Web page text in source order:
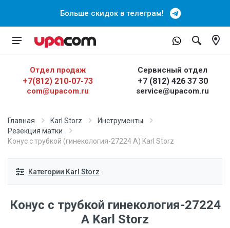
Больше скидок в телеграм!
Отдел продаж
+7(812) 210-07-73
com@upacom.ru
Сервисный отдел
+7 (812) 426 37 30
service@upacom.ru
Главная Karl Storz
Инструменты
Резекция матки
Конус с трубкой (гинекология-27224 А) Karl Storz
Категории Karl Storz
Конус с трубкой гинекология-27224
А Karl Storz